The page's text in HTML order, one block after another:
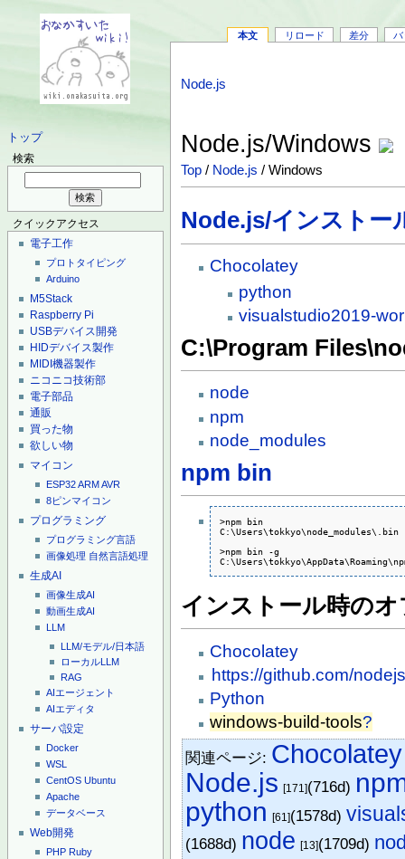
トップ
検索
クイックアクセス
電子工作
プロトタイピング
Arduino
M5Stack
Raspberry Pi
USBデバイス開発
HIDデバイス製作
MIDI機器製作
ニコニコ技術部
電子部品
通販
買った物
欲しい物
マイコン
ESP32ARMAVR
8ピンマイコン
プログラミング
プログラミング言語
画像処理 自然言語処理
生成AI
画像生成AI
動画生成AI
LLM
LLM/モデル/日本語
ローカルLLM
RAG
AIエージェント
AIエディタ
サーバ設定
Docker
WSL
CentOS Ubuntu
Apache
データベース
Web開発
PHP Ruby
本文 リロード 差分 バ
Node.js
Node.js/Windows
Top / Node.js / Windows
Node.js/インストー
Chocolatey
python
visualstudio2019-
C:\Program
node
npm
node_modules
npm bin
>npm bin
C:\Users\tokkyo\node_modules\.bin
>npm bin -g
インストール時の
Chocolatey
https://github.com/
Python
windows-build-tools?
関連ページ: Chocolatey
Node.js [171](716d)
python [61](1578d)
(1688d) node [13](1709d)